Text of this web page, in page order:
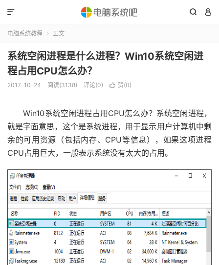
 

电脑系统教程  正文
系统空闲进程是什么进程？Win10系统空闲进
程占用CPU怎么办？
2017-10-24 阅读(3138) 评论(0)  赞(0)
Win10系统空闲进程占用CPU怎么办？系统空闲进程，
就是字面意思，这个是系统进程，用于显示用户计算机中剩
余的可用资源（包括内存、CPU等信息），如果这项进程
CPU占用巨大，一般表示系统没有太大的占用。